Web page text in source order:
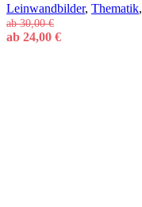
Leinwandbilder, Thematik,
ab30,00€
ab 24,00 €